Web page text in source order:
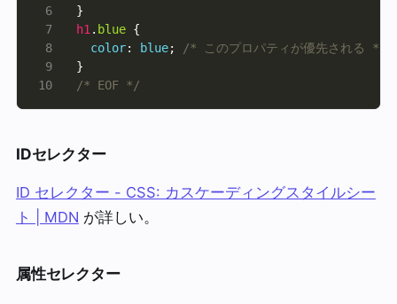
6
7
8
9
10
h1 . blue
color: blue;
/* このプロパティが優先される */
/* EOF */
IDセレクター
ID セレクター - CSS: カスケーディングスタイルシー
ト | MDN が詳しい。
属性セレクター